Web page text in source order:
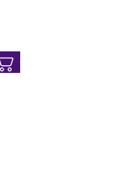
Carrito